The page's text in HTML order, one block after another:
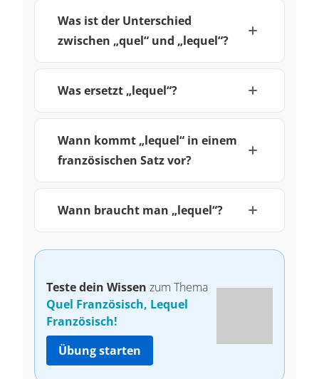
Was ist der Unterschied
zwischen „quel“ und „lequel“?
Was ersetzt „lequel“?
Wann kommt „lequel“ in einem
französischen Satz vor?
Wann braucht man „lequel“?
Teste dein Wissen zum Thema
Quel Französisch, Lequel
Französisch!
Übung starten